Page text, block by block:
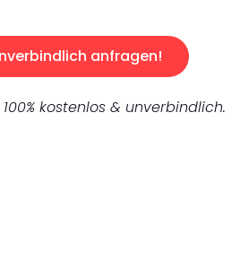
anfragen!
kostenlos & unverbindlich.